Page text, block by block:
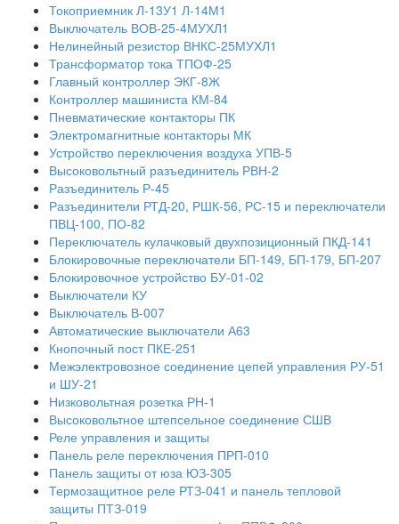
Токоприемник Л-13У1 Л-14М1
Выключатель ВОВ-25-4МУХЛ1
Нелинейный резистор ВНКС-25МУХЛ1
Трансформатор тока ТПОФ-25
Главный контроллер ЭКГ-8Ж
Контроллер машиниста КМ-84
Пневматические контакторы ПК
Электромагнитные контакторы МК
Устройство переключения воздуха УПВ-5
Высоковольтный разъединитель РВН-2
Разъединитель Р-45
Разъединители РТД-20, РШК-56, РС-15 и переключатели
ПВЦ-100, ПО-82
Переключатель кулачковый двухпозиционный ПКД-141
Блокировочные переключатели БП-149, БП-179, БП-207
Блокировочное устройство БУ-01-02
Выключатели КУ
Выключатель В-007
Автоматические выключатели А63
Кнопочный пост ПКЕ-251
Межэлектровозное соединение цепей управления РУ-51
и ШУ-21
Низковольтная розетка РН-1
Высоковольтное штепсельное соединение СШВ
Реле управления и защиты
Панель реле переключения ПРП-010
Панель защиты от юза ЮЗ-305
Термозащитное реле РТЗ-041 и панель тепловой
защиты ПТЗ-019